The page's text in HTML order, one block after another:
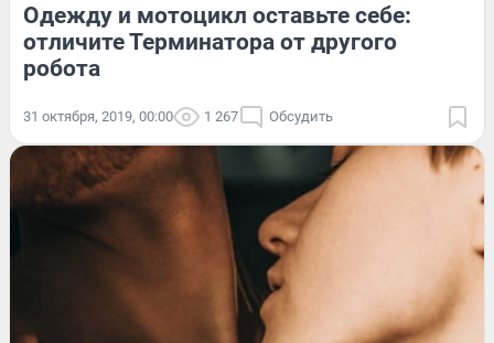
Одежду и мотоцикл оставьте себе:
отличите Терминатора от другого
робота
31 октября, 2019, 00:00 1 267 Обсудить